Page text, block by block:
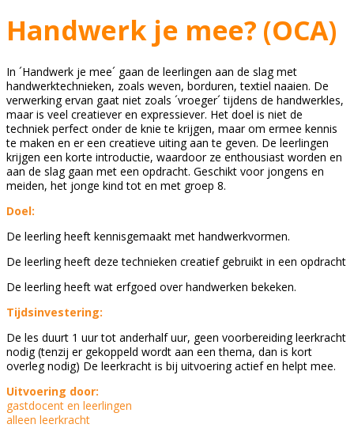
Handwerk je mee? (OCA)
In ´Handwerk je mee´ gaan de leerlingen aan de slag met
handwerktechnieken, zoals weven, borduren, textiel naaien. De
verwerking ervan gaat niet zoals ´vroeger´ tijdens de handwerkles,
maar is veel creatiever en expressiever. Het doel is niet de
techniek perfect onder de knie te krijgen, maar om ermee kennis
te maken en er een creatieve uiting aan te geven. De leerlingen
krijgen een korte introductie, waardoor ze enthousiast worden en
aan de slag gaan met een opdracht. Geschikt voor jongens en
meiden, het jonge kind tot en met groep 8.
Doel:
De leerling heeft kennisgemaakt met handwerkvormen.
De leerling heeft deze technieken creatief gebruikt in een opdracht
De leerling heeft wat erfgoed over handwerken bekeken.
Tijdsinvestering:
De les duurt 1 uur tot anderhalf uur, geen voorbereiding leerkracht
nodig (tenzij er gekoppeld wordt aan een thema, dan is kort
overleg nodig) De leerkracht is bij uitvoering actief en helpt mee.
Uitvoering door:
gastdocent en leerlingen
alleen leerkracht